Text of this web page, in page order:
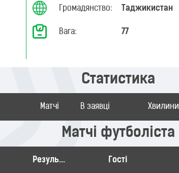
Громадянство: Таджикистан
Вага: 77
Статистика
Матчі В заявці Хвилини
Матчі футболіста
Результат Гості